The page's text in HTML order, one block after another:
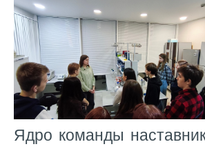
Ядро команды